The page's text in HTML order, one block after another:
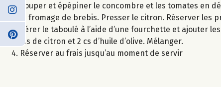
Couper et épépiner le concombre et les tomates en
le fromage de brebis. Presser le citron. Réserver les
Aérer le taboulé à l’aide d’une fourchette et ajouter
jus de citron et 2 cs d’huile d’olive. Mélanger.
Réserver au frais jusqu’au moment de servir